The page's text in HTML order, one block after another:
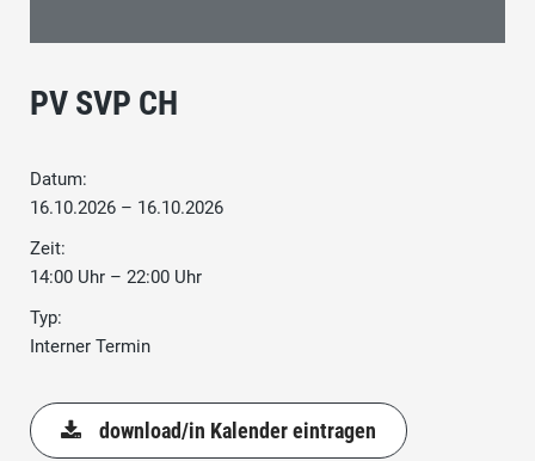
PV SVP CH
Datum:
16.10.2026 – 16.10.2026
Zeit:
14:00 Uhr – 22:00 Uhr
Typ:
Interner Termin
download/in Kalender eintragen